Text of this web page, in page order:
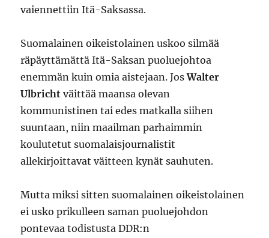
vaiennettiin Itä-Saksassa.
Suomalainen oikeistolainen uskoo silmää
räpäyttämättä Itä-Saksan puoluejohtoa
enemmän kuin omia aistejaan. JosWalter
Ulbricht väittää maansa olevan
kommunistinen tai edes matkalla siihen
suuntaan, niin maailman parhaimmin
koulutetut suomalaisjournalistit
allekirjoittavat väitteen kynät sauhuten.
Mutta miksi sitten suomalainen oikeistolainen
ei usko prikulleen saman puoluejohdon
pontevaa todistusta DDR:n